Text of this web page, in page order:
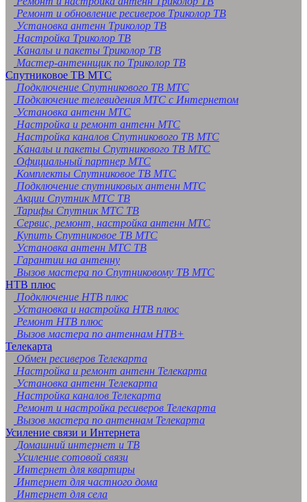
Ремонт и обновление ресиверов Триколор ТВ
Установка антенн Триколор ТВ
Настройка Триколор ТВ
Каналы и пакеты Триколор ТВ
Мастер-антеннщик по Триколор ТВ
Спутниковое ТВ МТС
Подключение Спутникового ТВ МТС
Подключение телевидения МТС с Интернетом
Установка антенн МТС
Настройка и ремонт антенн МТС
Настройка каналов Спутникового ТВ МТС
Каналы и пакеты Спутникового ТВ МТС
Официальный партнер МТС
Комплекты Спутниковое ТВ МТС
Подключение спутниковых антенн МТС
Акции Спутник МТС ТВ
Тарифы Спутник МТС ТВ
Сервис, ремонт, настройка антенн МТС
Купить Спутниковое ТВ МТС
Установка антенн МТС ТВ
Гарантии на антенну
Вызов мастера по Спутниковому ТВ МТС
НТВ плюс
Подключение НТВ плюс
Установка и настройка НТВ плюс
Ремонт НТВ плюс
Вызов мастера по антеннам НТВ+
Телекарта
Обмен ресиверов Телекарта
Настройка и ремонт антенн Телекарта
Установка антенн Телекарта
Настройка каналов Телекарта
Ремонт и настройка ресиверов Телекарта
Вызов мастера по антеннам Телекарта
Усиление связи и Интернета
Домашний интернет и ТВ
Усиление сотовой связи
Интернет для квартиры
Интернет для частного дома
Интернет для села